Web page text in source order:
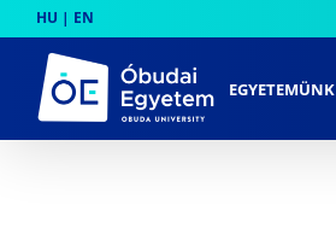
to
content
HU | EN
EGYETEMÜNK